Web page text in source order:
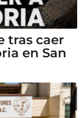
tras caer
en San